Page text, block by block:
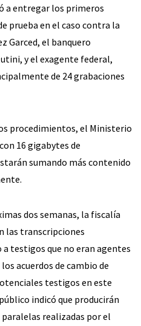
a entregar los primeros
prueba en el caso contra la
Garced, el banquero
y el exagente federal,
de 24 grabaciones
procedimientos, el Ministerio
16 gigabytes de
sumando más contenido
dos semanas, la fiscalía
las transcripciones
testigos que no eran agentes
acuerdos de cambio de
testigos en este
indicó que producirán
realizadas por el